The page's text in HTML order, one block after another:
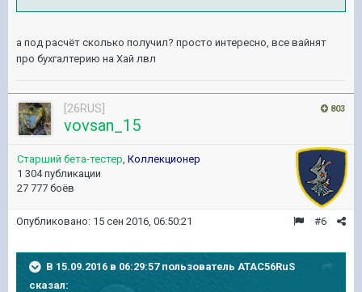
а под расчёт сколько получил? просто интересно, все вайнят
про бухгалтерию на Хай лвл
803
[26RUS]
vovsan_15
Старший бета-тестер Коллекционер
1 304 публикации
27 777 боёв
#6
Опубликовано: 15 сен 2016, 06:50:21
В 15.09.2016 в 06:29:57 пользователь ATAC56RuS
сказал: